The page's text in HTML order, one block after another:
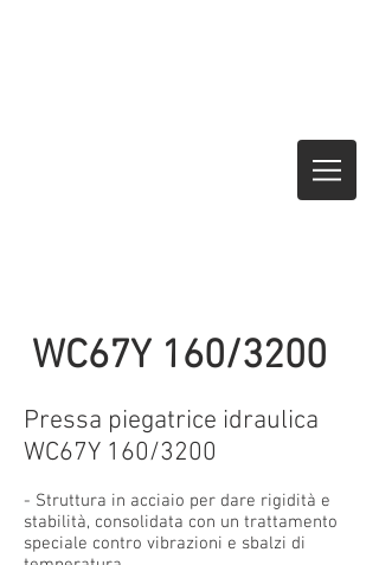
WC67Y 160/3200
Pressa piegatrice idraulica
WC67Y 160/3200
- Struttura in acciaio per dare rigidità e
stabilità, consolidata con un trattamento
speciale contro vibrazioni e sbalzi di